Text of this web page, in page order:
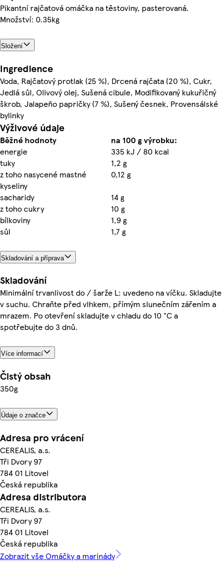
Pikantní rajčatová omáčka na těstoviny, pasterovaná.
Množství: 0.35kg
Složení
Ingredience
Voda, Rajčatový protlak (25 %), Drcená rajčata (20 %), Cukr,
Jedlá sůl, Olivový olej, Sušená cibule, Modifikovaný kukuřičný
škrob, Jalapeño papričky (7 %), Sušený česnek, Provensálské
bylinky
Výživové údaje
Běžné hodnoty
na 100 g výrobku:
energie
335 kJ / 80 kcal
tuky
1,2 g
z toho nasycené mastné
kyseliny
0,12 g
sacharidy
14 g
z toho cukry
10 g
bílkoviny
1,9 g
sůl
1,7 g
Skladování a příprava
Skladování
Minimální trvanlivost do / šarže L: uvedeno na víčku. Skladujte
v suchu. Chraňte před vlhkem, přímým slunečním zářením a
mrazem. Po otevření skladujte v chladu do 10 °C a
spotřebujte do 3 dnů.
Více informací
Čistý obsah
350g
Údaje o značce
Adresa pro vrácení
CEREALIS, a.s.
Tři Dvory 97
784 01 Litovel
Česká republika
Adresa distributora
CEREALIS, a.s.
Tři Dvory 97
784 01 Litovel
Česká republika
Zobrazit vše Omáčky a marinády